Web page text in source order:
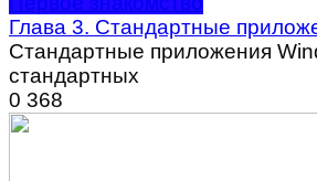
Глава 3. Стандартные
Стандартные приложения
стандартных
0 368